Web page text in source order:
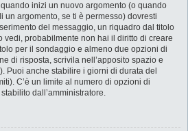
inizi un nuovo argomento (o quando
un argomento, se ti è permesso) dovresti
del messaggio, un riquadro dal titolo
vedi, probabilmente non hai il diritto di creare
per il sondaggio e almeno due opzioni di
di risposta, scrivila nell’apposito spazio e
). Puoi anche stabilire i giorni di durata del
C’è un limite al numero di opzioni di
dall’amministratore.